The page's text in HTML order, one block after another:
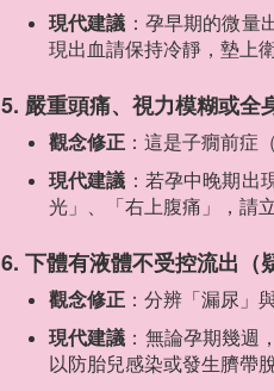
現代建議 ：孕早期的微
現出血請保持冷靜，墊上
5. 嚴重頭痛、視力模糊或全
觀念修正 ：這是子癇前症
現代建議 ：若孕中晚期
光」、「右上腹痛」，請
6. 下體有液體不受控流出（
觀念修正 ：分辨「漏尿」
現代建議 ：無論孕期幾週
以防胎兒感染或發生臍帶脫